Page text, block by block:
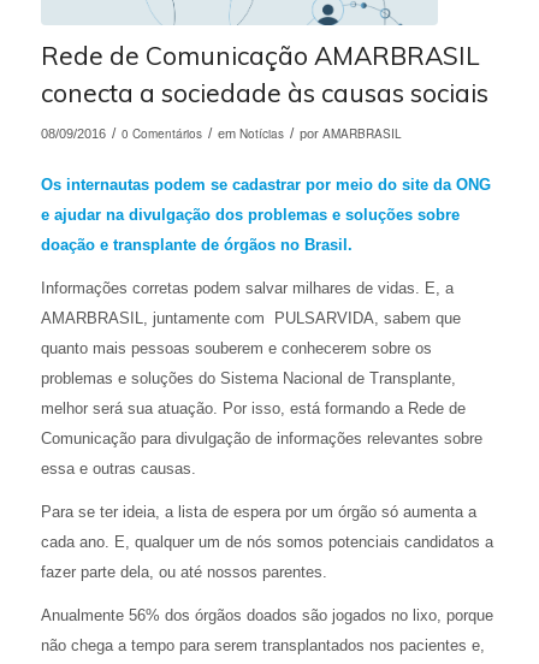
Rede de Comunicação AMARBRASIL
conecta a sociedade às causas sociais
08/09/2016 / 0 Comentários / em Notícias / por AMARBRASIL
Os internautas podem se cadastrar por meio do site da ONG
e ajudar na divulgação dos problemas e soluções sobre
doação e transplante de órgãos no Brasil.
Informações corretas podem salvar milhares de vidas. E, a
AMARBRASIL, juntamente com PULSARVIDA, sabem que
quanto mais pessoas souberem e conhecerem sobre os
problemas e soluções do Sistema Nacional de Transplante,
melhor será sua atuação. Por isso, está formando a Rede de
Comunicação para divulgação de informações relevantes sobre
essa e outras causas.
Para se ter ideia, a lista de espera por um órgão só aumenta a
cada ano. E, qualquer um de nós somos potenciais candidatos a
fazer parte dela, ou até nossos parentes.
Anualmente 56% dos órgãos doados são jogados no lixo, porque
não chega a tempo para serem transplantados nos pacientes e,